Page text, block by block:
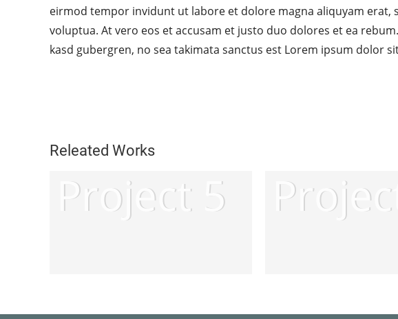
eirmod tempor invidunt ut labore et dolore magna aliquyam erat,
voluptua. At vero eos et accusam et justo duo dolores et ea
kasd gubergren, no sea takimata sanctus est Lorem ipsum dolor
Releated Works